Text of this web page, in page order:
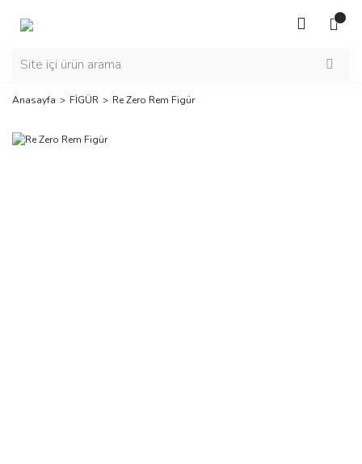
Anasayfa FİGÜR Re Zero Rem Figür